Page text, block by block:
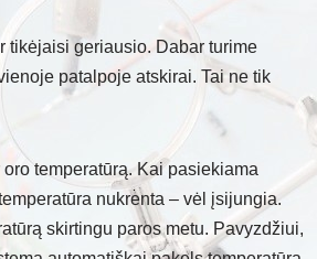
tikėjaisi geriausio. Dabar turime
patalpoje atskirai. Tai ne tik
temperatūrą. Kai pasiekiama
nukrenta – vėl įsijungia.
skirtingu paros metu. Pavyzdžiui,